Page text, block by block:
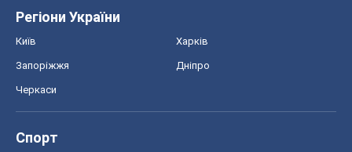
Регіони України
Київ Харків
Запоріжжя Дніпро
Черкаси
Спорт